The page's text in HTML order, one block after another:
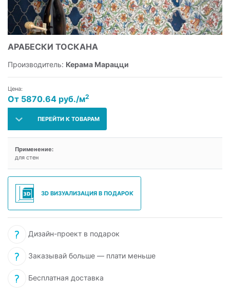
АРАБЕСКИ ТОСКАНА
Производитель: Керама Марацци
Цена:
От 5870.64 руб./м2
ПЕРЕЙТИ К ТОВАРАМ
Применение:
для стен
3D ВИЗУАЛИЗАЦИЯ В ПОДАРОК
Дизайн-проект в подарок
Заказывай больше — плати меньше
Бесплатная доставка